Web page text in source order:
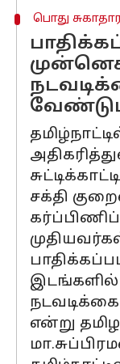
பொது
சக்தி
இடங்களில்
என்று